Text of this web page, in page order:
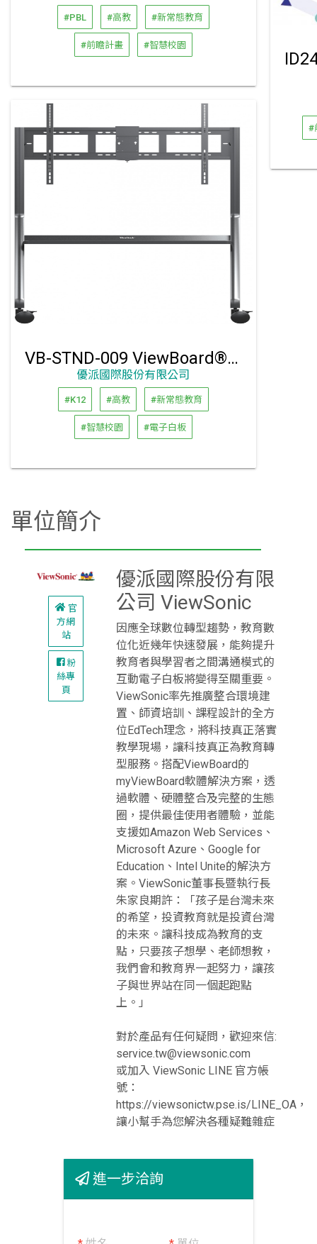
#PBL #高教 #新常態教育
#前瞻計畫 #智慧校園
#
VB-STND-009 ViewBoard® 65吋~105吋專用腳架
優派國際股份有限公司
#K12 #高教 #新常態教育
#智慧校園 #電子白板
單位簡介
官
方網
站
粉
絲專
頁
優派國際股份有限
公司 ViewSonic
因應全球數位轉型趨勢，教育數
位化近幾年快速發展，能夠提升
教育者與學習者之間溝通模式的
互動電子白板將變得至關重要。
ViewSonic率先推廣整合環境建
置、師資培訓、課程設計的全方
位EdTech理念，將科技真正落實
教學現場，讓科技真正為教育轉
型服務。搭配ViewBoard的
myViewBoard軟體解決方案，透
過軟體、硬體整合及完整的生態
圈，提供最佳使用者體驗，並能
支援如Amazon Web Services、
Microsoft Azure、Google for
Education、Intel Unite的解決方
案。ViewSonic董事長暨執行長
朱家良期許：「孩子是台灣未來
的希望，投資教育就是投資台灣
的未來。讓科技成為教育的支
點，只要孩子想學、老師想教，
我們會和教育界一起努力，讓孩
子與世界站在同一個起跑點
上。」
對於產品有任何疑問，歡迎來信:
service.tw@viewsonic.com
或加入 ViewSonic LINE 官方帳
號：
https://viewsonictw.pse.is/LINE_OA，
讓小幫手為您解決各種疑難雜症
進一步洽詢